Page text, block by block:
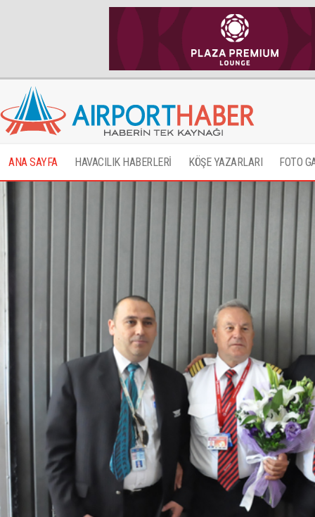
ANA SAYFA HAVACILIK HABERLERİ KÖŞE YAZARLARI FOTO